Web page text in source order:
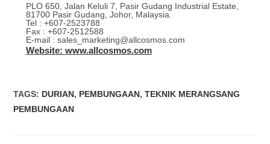
PLO 650, Jalan Keluli 7, Pasir Gudang Industrial Estate,
81700 Pasir Gudang, Johor, Malaysia.
Tel : +607-2523788
Fax : +607-2512588
E-mail : sales_marketing@allcosmos.com
Website: www.allcosmos.com
TAGS: DURIAN, PEMBUNGAAN, TEKNIK MERANGSANG
PEMBUNGAAN